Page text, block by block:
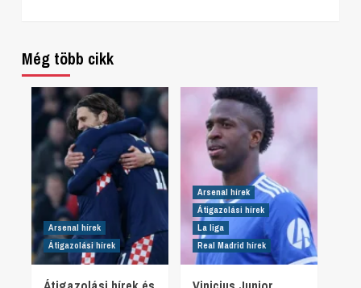
Még több cikk
Arsenal hírek
Átigazolási hírek
Arsenal hírek
Átigazolási hírek
La liga
Real Madrid hírek